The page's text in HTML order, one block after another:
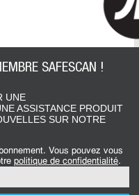
SAFESCAN !
UNE
ASSISTANCE PRODUIT
SUR NOTRE
politique de confidentialité.